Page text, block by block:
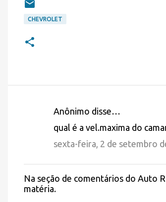
CHEVROLET
e
n
t
Anônimo disse…
qual é a vel.maxima do
sexta-feira, 2 de setembro
P
o
Na seção de comentários do Auto
matéria.